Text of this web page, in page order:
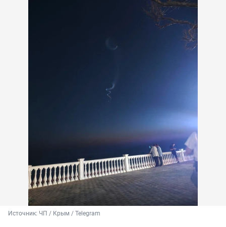
Источник: ЧП / Крым / Telegram